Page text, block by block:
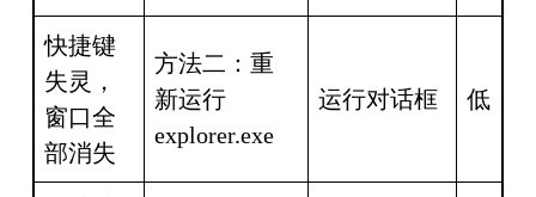
快捷键
失灵，
窗口全
部消失
方法二：重
新运行
explorer.exe
运行对话框 低